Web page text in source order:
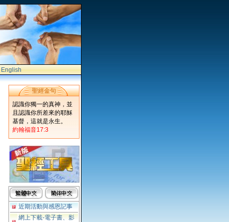
English
聖經金句
認識你獨一的真神，並
且認識你所差來的耶穌
基督，這就是永生。
約翰福音17:3
近期活動與感恩記事
網上下載-電子書、影